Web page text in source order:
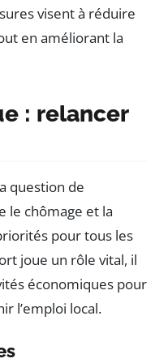
visent à réduire
en améliorant la
: relancer
question de
le chômage et la
pour tous les
joue un rôle vital, il
économiques pour
l’emploi local.